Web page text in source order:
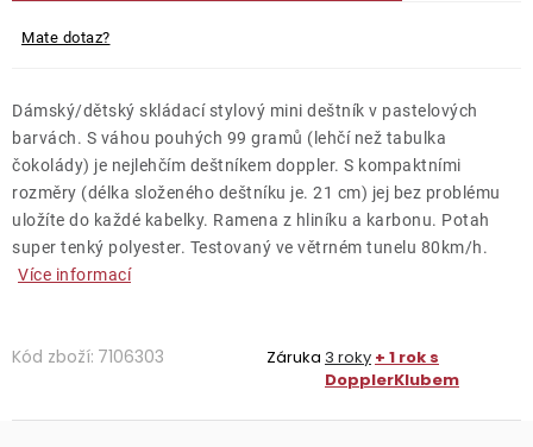
Mate dotaz?
Dámský/dětský skládací stylový mini deštník v pastelových
barvách. S váhou pouhých 99 gramů (lehčí než tabulka
čokolády) je nejlehčím deštníkem doppler. S kompaktními
rozměry (délka složeného deštníku je. 21 cm) jej bez problému
uložíte do každé kabelky. Ramena z hliníku a karbonu. Potah
super tenký polyester. Testovaný ve větrném tunelu 80km/h.
Více informací
Kód zboží: 7106303 Záruka 3 roky + 1 rok s
DopplerKlubem